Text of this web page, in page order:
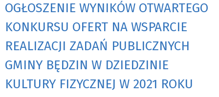
OGŁOSZENIE WYNIKÓW OTWARTEGO
KONKURSU OFERT NA WSPARCIE
REALIZACJI ZADAŃ PUBLICZNYCH
GMINY BĘDZIN W DZIEDZINIE
KULTURY FIZYCZNEJ W 2021 ROKU